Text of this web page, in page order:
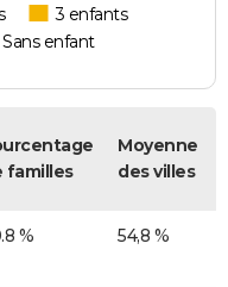
3 enfants
Sans enfant
familles
Moyenne
des villes
% 54,8 %